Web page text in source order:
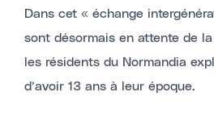
Dans cet « échange
sont désormais en attente de
les résidents du Normandia
d’avoir 13 ans à leur époque.